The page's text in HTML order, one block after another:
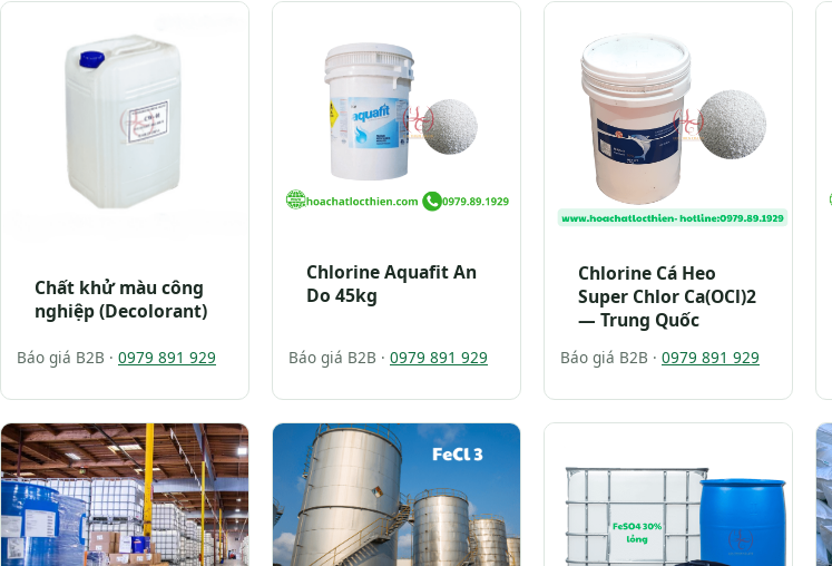
Chất khử màu công
nghiệp (Decolorant)
Báo giá B2B · 0979 891 929
Chlorine Aquafit An
Do 45kg
Báo giá B2B · 0979 891 929
Chlorine Cá Heo
Super Chlor Ca(OCl)2
— Trung Quốc
Báo giá B2B · 0979 891 929